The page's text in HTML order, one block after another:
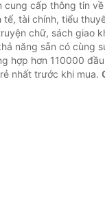
cung cấp thông tin
tế, tài chính, tiểu
chữ, sách giao
năng sẵn có cùng
hợp hơn 110000
nhất trước khi mua.